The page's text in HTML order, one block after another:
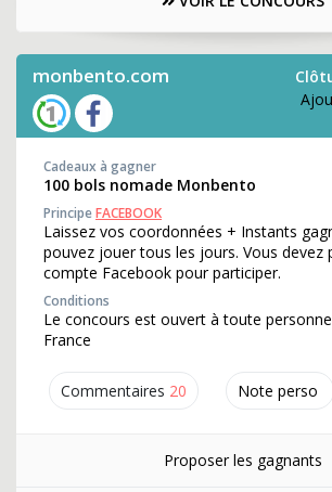
monbento.com
Commentaires 20 Note perso
Cadeaux à gagner
100 bols nomade Monbento
PrincipeFACEBOOK
Laissez vos coordonnées + Instants
pouvez jouer tous les jours. Vous devez
compte Facebook pour participer.
Conditions
Le concours est ouvert à toute
France
Proposer les gagnants